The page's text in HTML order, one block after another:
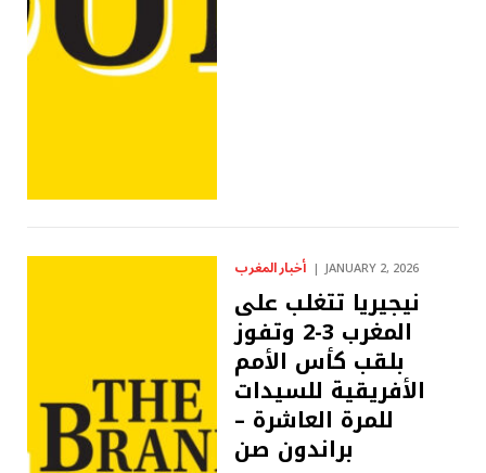
أخبار المغرب JANUARY 2, 2026
نيجيريا تتغلب على
المغرب 3-2 وتفوز
بلقب كأس الأمم
الأفريقية للسيدات
للمرة العاشرة –
براندون صن